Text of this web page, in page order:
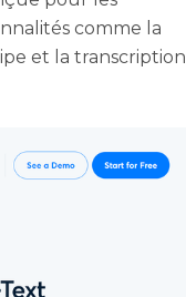
comme la
et la transcription